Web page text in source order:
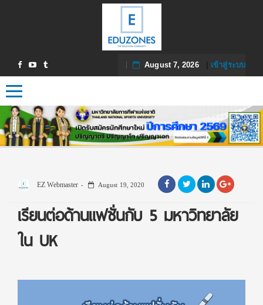
August 7, 2026| เข้าสู่ระบบ
Toggle navigation
EZ Webmaster August 19, 2020
เรียนต่อด้านแฟชั่นกับ 5 มหาวิทยาลัย
ใน UK